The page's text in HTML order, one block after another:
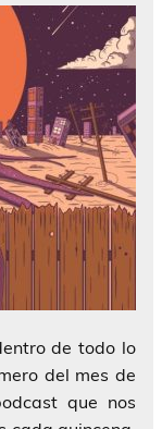
de todo lo
del mes de
que nos